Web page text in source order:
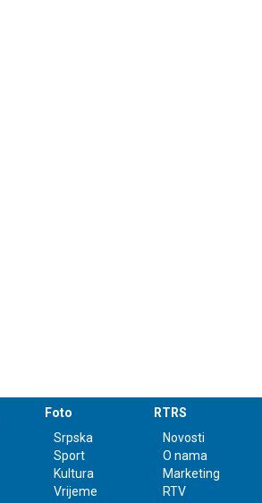
Foto
Srpska
Sport
Kultura
Vrijeme
RTRS
Novosti
O nama
Marketing
RTV